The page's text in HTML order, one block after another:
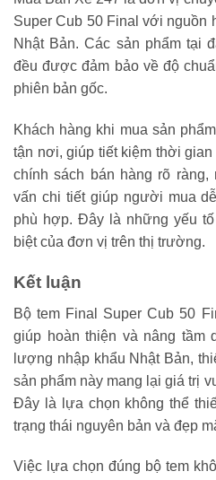
Super Cub 50 Final với nguồn
Nhật Bản. Các sản phẩm tại
đều được đảm bảo về độ
phiên bản gốc.
Khách hàng khi mua sản
tận nơi, giúp tiết kiệm thời
chính sách bán hàng rõ
vấn chi tiết giúp người mua
phù hợp. Đây là những yếu
biệt của đơn vị trên thị trường.
Kết luận
Bộ tem Final Super Cub 50
giúp hoàn thiện và nâng tầm
lượng nhập khẩu Nhật Bản,
sản phẩm này mang lại giá trị
Đây là lựa chọn không thể
trạng thái nguyên bản và đẹp
Việc lựa chọn đúng bộ tem